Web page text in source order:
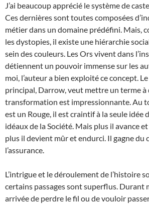
J’ai beaucoup apprécié le système de
Ces dernières sont toutes composées
métier dans un domaine prédéfini. Mais,
les dystopies, il existe une hiérarchie
sein des couleurs. Les Ors vivent dans
détiennent un pouvoir immense sur les
moi, l’auteur a bien exploité ce concept.
principal, Darrow, veut mettre un terme à
transformation est impressionnante. Au
est un Rouge, il est craintif à la seule idée
idéaux de la Société. Mais plus il avance
plus il devient mûr et endurci. Il gagne du
l’assurance.
L’intrigue et le déroulement de l’histoire
certains passages sont superflus. Durant
arrivée de perdre le fil ou de vouloir